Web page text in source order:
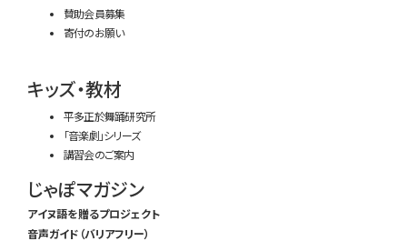
賛助会員募集
寄付のお願い
キッズ・教材
平多正於舞踊研究所
「音楽劇」シリーズ
講習会のご案内
じゃぽマガジン
アイヌ語を贈るプロジェクト
音声ガイド（バリアフリー）